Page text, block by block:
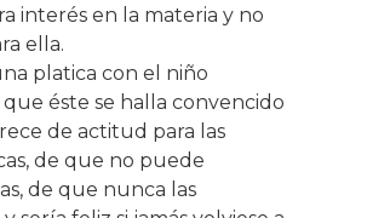
interés en la materia y no
ella.
platica con el niño
éste se halla convencido
de actitud para las
de que no puede
de que nunca las